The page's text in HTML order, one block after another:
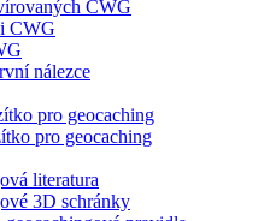
CWG
CWG
nálezce
pro geocaching
pro geocaching
literatura
3D schránky